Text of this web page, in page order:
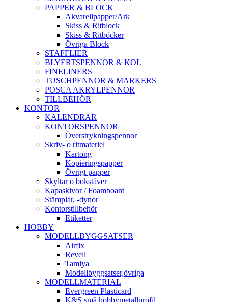
PAPPER & BLOCK
Akvarellpapper/Ark
Skiss & Ritblock
Skiss & Ritböcker
Övriga Block
STAFFLIER
BLYERTSPENNOR & KOL
FINELINERS
TUSCHPENNOR & MARKERS
POSCA AKRYLPENNOR
TILLBEHÖR
KONTOR
KALENDRAR
KONTORSPENNOR
Överstrykningspennor
Skriv- o ritmateriel
Kartong
Kopieringspapper
Övrigt papper
Skyltar o bokstäver
Kapaskivor / Foamboard
Stämplar, -dynor
Kontorstillbehör
Etiketter
HOBBY
MODELLBYGGSATSER
Airfix
Revell
Tamiya
Modellbyggsatser,övriga
MODELLMATERIAL
Evergreen Plasticard
K&S små hobbymetallprofil